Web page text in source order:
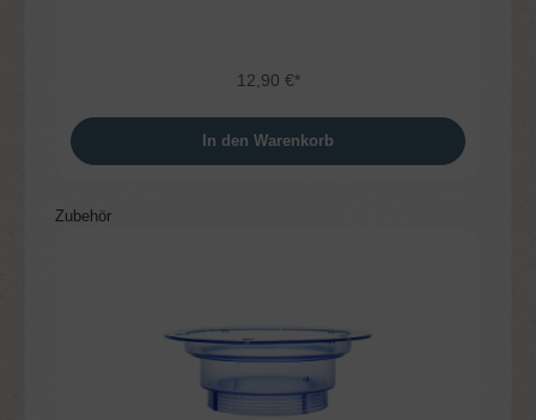
12,90 €*
In den Warenkorb
Produktgalerie überspringen
Zubehör